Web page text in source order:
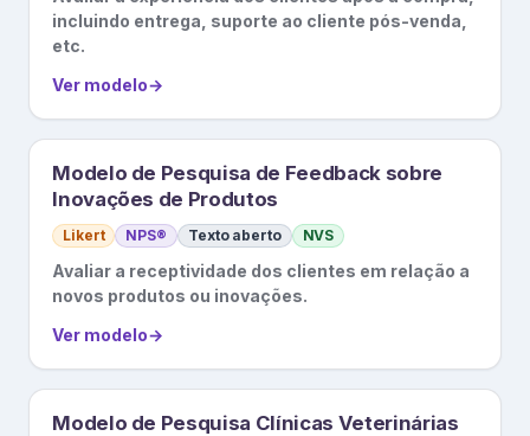
incluindo entrega, suporte ao cliente pós-venda,
etc.
Ver modelo→
Modelo de Pesquisa de Feedback sobre
Inovações de Produtos
Likert NPS® Texto aberto NVS
Avaliar a receptividade dos clientes em relação a
novos produtos ou inovações.
Ver modelo→
Modelo de Pesquisa Clínicas Veterinárias